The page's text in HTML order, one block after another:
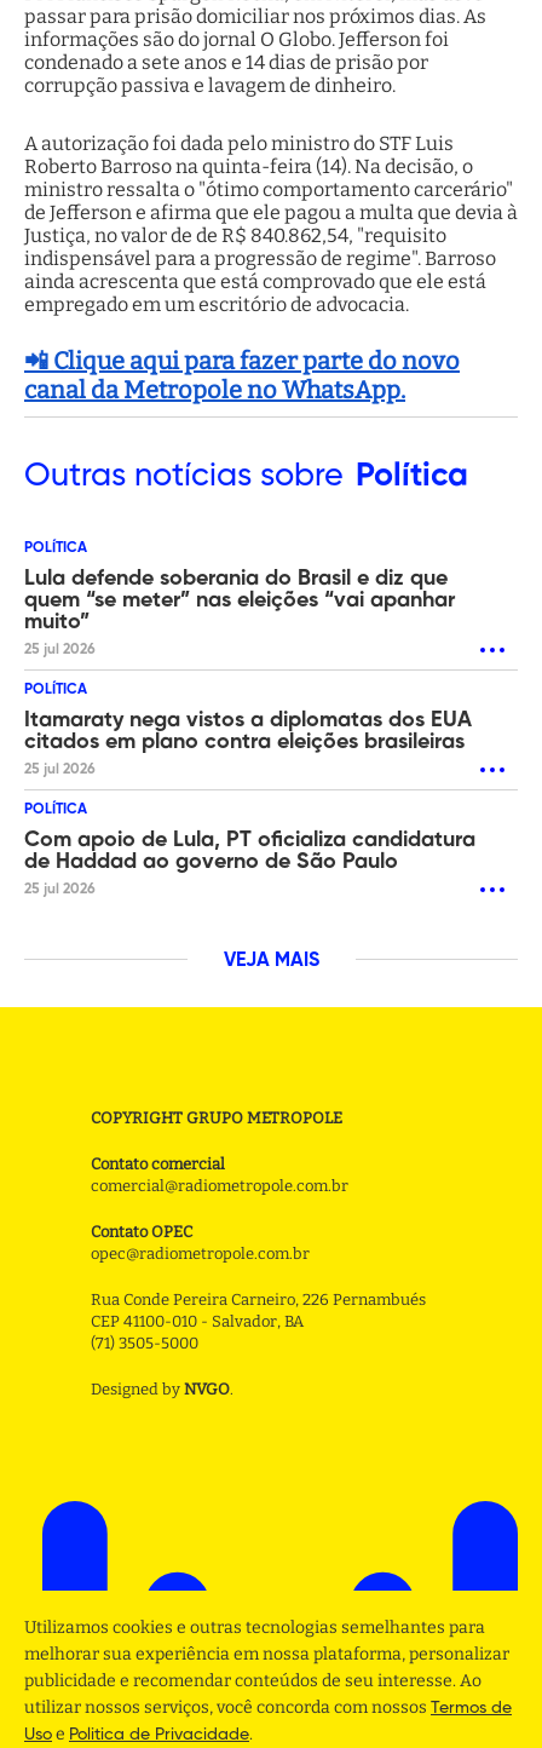
passar para prisão domiciliar nos próximos dias. As
informações são do jornal O Globo. Jefferson foi
condenado a sete anos e 14 dias de prisão por
corrupção passiva e lavagem de dinheiro.
A autorização foi dada pelo ministro do STF Luis
Roberto Barroso na quinta-feira (14). Na decisão, o
ministro ressalta o "ótimo comportamento carcerário"
de Jefferson e afirma que ele pagou a multa que devia à
Justiça, no valor de de R$ 840.862,54, "requisito
indispensável para a progressão de regime". Barroso
ainda acrescenta que está comprovado que ele está
empregado em um escritório de advocacia.
📲 Clique aqui para fazer parte do novo
canal da Metropole no WhatsApp.
Outras notícias sobre Política
POLÍTICA
Lula defende soberania do Brasil e diz que
quem “se meter” nas eleições “vai apanhar
muito”
25 jul 2026
POLÍTICA
Itamaraty nega vistos a diplomatas dos EUA
citados em plano contra eleições brasileiras
25 jul 2026
POLÍTICA
Com apoio de Lula, PT oficializa candidatura
de Haddad ao governo de São Paulo
25 jul 2026
VEJA MAIS
COPYRIGHT GRUPO METROPOLE
Contato comercial
comercial@radiometropole.com.br
Contato OPEC
opec@radiometropole.com.br
Rua Conde Pereira Carneiro, 226 Pernambués
CEP 41100-010 - Salvador, BA
(71) 3505-5000
Designed by NVGO.
Utilizamos cookies e outras tecnologias semelhantes para
melhorar sua experiência em nossa plataforma, personalizar
publicidade e recomendar conteúdos de seu interesse. Ao
utilizar nossos serviços, você concorda com nossos Termos de
Uso e Politica de Privacidade.